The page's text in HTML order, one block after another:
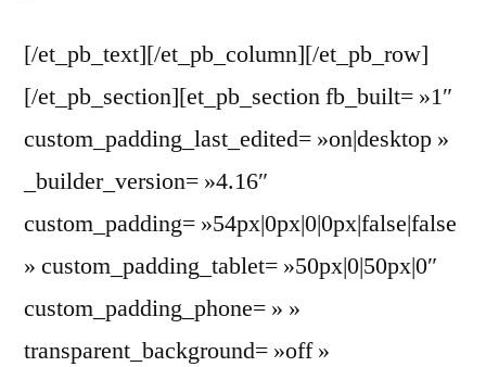
[/et_pb_text][/et_pb_column][/et_pb_row]
[/et_pb_section][et_pb_section fb_built= »1″
custom_padding_last_edited= »on|desktop »
_builder_version= »4.16″
custom_padding= »54px|0px|0|0px|false|false
» custom_padding_tablet= »50px|0|50px|0″
custom_padding_phone= » »
transparent_background= »off »